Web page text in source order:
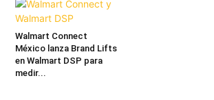
Walmart Connect
México lanza Brand Lifts
en Walmart DSP para
medir...